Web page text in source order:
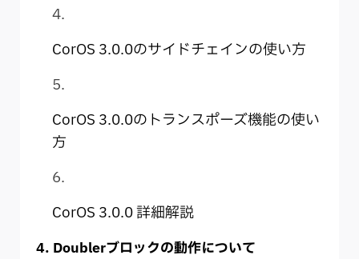
CorOS 3.0.0のサイドチェインの使い方
CorOS 3.0.0のトランスポーズ機能の使い
方
CorOS 3.0.0 詳細解説
4. Doublerブロックの動作について